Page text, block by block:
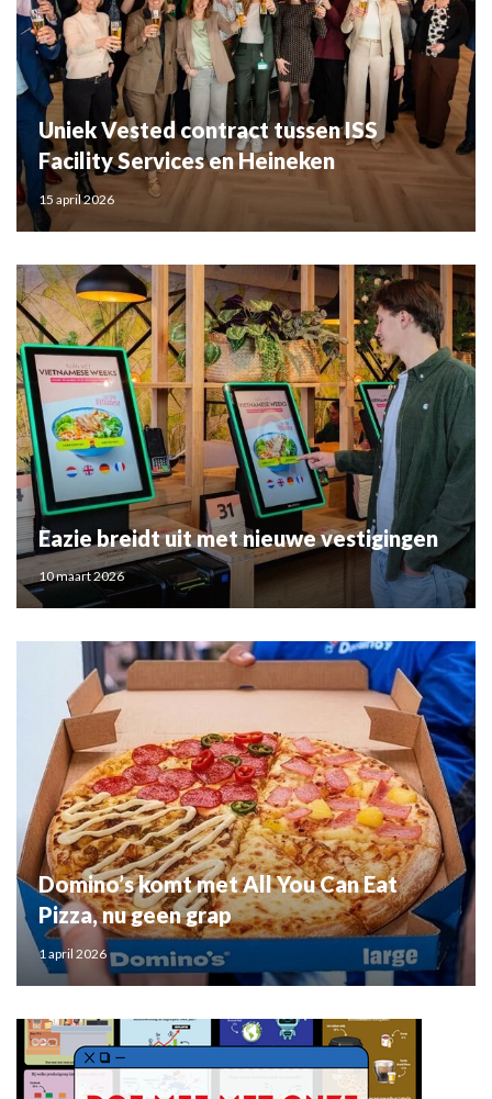
Uniek Vested contract tussen ISS
Facility Services en Heineken
15 april 2026
Eazie breidt uit met nieuwe vestigingen
10 maart 2026
Domino’s komt met All You Can Eat
Pizza, nu geen grap
1 april 2026